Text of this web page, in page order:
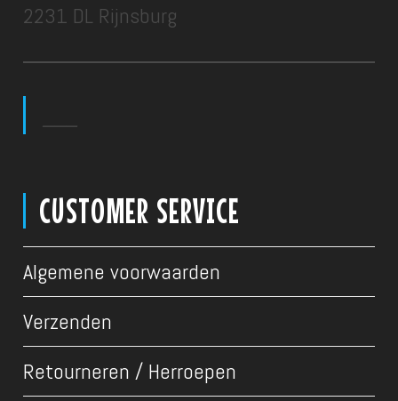
2231 DL Rijnsburg
CUSTOMER SERVICE
Algemene voorwaarden
Verzenden
Retourneren / Herroepen